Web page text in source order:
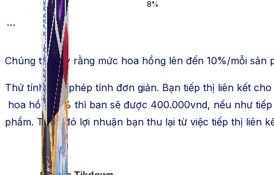
…​
8%
Chúng ta thấy rằng mức hoa hồng lên đến 10%/mỗi sản
Thử tính một phép tính đơn giản. Bạn tiếp thị liên kết
hoa hồng 8% thì ban sẽ được 400.000vnd, nếu như
phẩm. Theo đó lợi nhuận bạn thu lại từ việc tiếp thị liên